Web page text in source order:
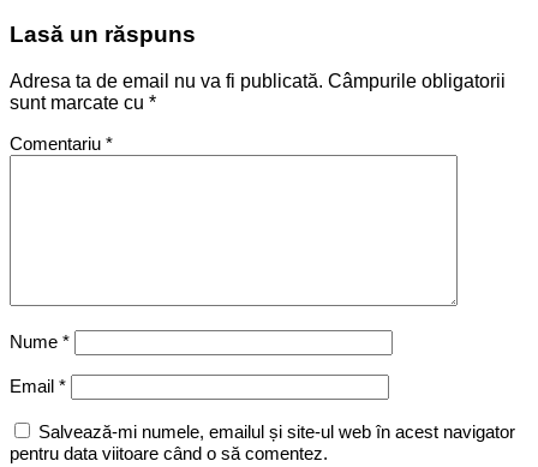
Lasă un răspuns
Adresa ta de email nu va fi publicată. Câmpurile obligatorii
sunt marcate cu *
Comentariu *
Nume *
Email *
Salvează-mi numele, emailul și site-ul web în acest navigator
pentru data viitoare când o să comentez.